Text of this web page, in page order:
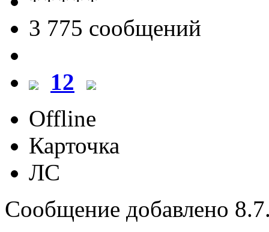
3 775 cообщений
12
Offline
Карточка
ЛС
Сообщение добавлено